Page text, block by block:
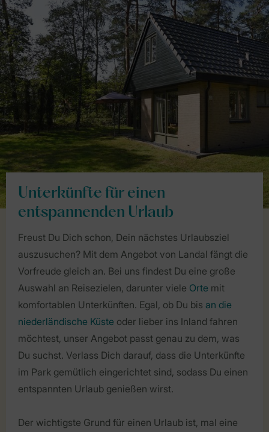
Unterkünfte für einen
entspannenden Urlaub
Freust Du Dich schon, Dein nächstes Urlaubsziel
auszusuchen? Mit dem Angebot von Landal fängt die
Vorfreude gleich an. Bei uns findest Du eine große
Auswahl an Reisezielen, darunter viele Orte mit
komfortablen Unterkünften. Egal, ob Du bis an die
niederländische Küste oder lieber ins Inland fahren
möchtest, unser Angebot passt genau zu dem, was
Du suchst. Verlass Dich darauf, dass die Unterkünfte
im Park gemütlich eingerichtet sind, sodass Du einen
entspannten Urlaub genießen wirst.
Der wichtigste Grund für einen Urlaub ist, mal eine